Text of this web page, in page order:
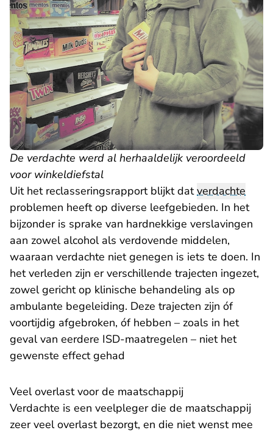
De verdachte werd al herhaaldelijk veroordeeld
voor winkeldiefstal
Uit het reclasseringsrapport blijkt datverdachte
problemen heeft op diverse leefgebieden. In het
bijzonder is sprake van hardnekkige verslavingen
aan zowel alcohol als verdovende middelen,
waaraan verdachte niet genegen is iets te doen. In
het verleden zijn er verschillende trajecten ingezet,
zowel gericht op klinische behandeling als op
ambulante begeleiding. Deze trajecten zijn óf
voortijdig afgebroken, óf hebben – zoals in het
geval van eerdere ISD-maatregelen – niet het
gewenste effect gehad
Veel overlast voor de maatschappij
Verdachte is een veelpleger die de maatschappij
zeer veel overlast bezorgt, en die niet wenst mee